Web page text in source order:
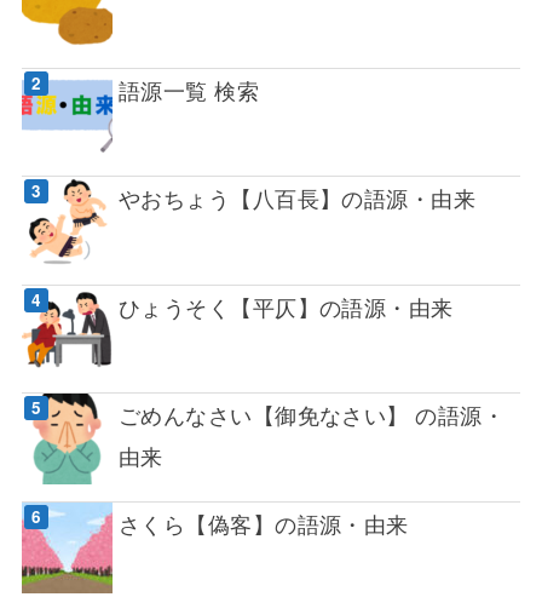
語源一覧 検索
やおちょう【八百長】の語源・由来
ひょうそく【平仄】の語源・由来
ごめんなさい【御免なさい】 の語源・
由来
さくら【偽客】の語源・由来